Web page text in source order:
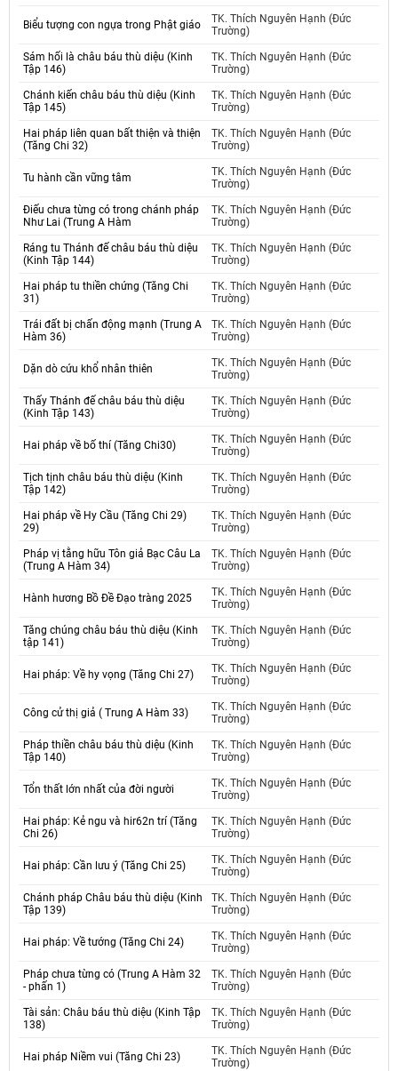
Biểu tượng con ngựa trong Phật giáo
TK. Thích Nguyên Hạnh (Đức
Trường)
Sám hối là châu báu thù diệu (Kinh
Tập 146)
TK. Thích Nguyên Hạnh (Đức
Trường)
Chánh kiến châu báu thù diệu (Kinh
Tập 145)
TK. Thích Nguyên Hạnh (Đức
Trường)
Hai pháp liên quan bất thiện và thiện
(Tăng Chi 32)
TK. Thích Nguyên Hạnh (Đức
Trường)
Tu hành cần vững tâm
TK. Thích Nguyên Hạnh (Đức
Trường)
Điếu chưa từng có trong chánh pháp
Như Lai (Trung A Hàm
TK. Thích Nguyên Hạnh (Đức
Trường)
Ráng tu Thánh đế châu báu thù diệu
(Kinh Tập 144)
TK. Thích Nguyên Hạnh (Đức
Trường)
Hai pháp tu thiền chứng (Tăng Chi
31)
TK. Thích Nguyên Hạnh (Đức
Trường)
Trái đất bị chấn động mạnh (Trung A
Hàm 36)
TK. Thích Nguyên Hạnh (Đức
Trường)
Dặn dò cứu khổ nhân thiên
TK. Thích Nguyên Hạnh (Đức
Trường)
Thấy Thánh đế châu báu thù diệu
(Kinh Tập 143)
TK. Thích Nguyên Hạnh (Đức
Trường)
Hai pháp về bố thí (Tăng Chi30)
TK. Thích Nguyên Hạnh (Đức
Trường)
Tịch tịnh châu báu thù diệu (Kinh
Tập 142)
TK. Thích Nguyên Hạnh (Đức
Trường)
Hai pháp về Hy Cầu (Tăng Chi 29)
29)
TK. Thích Nguyên Hạnh (Đức
Trường)
Pháp vị tằng hữu Tôn giả Bạc Câu La
(Trung A Hàm 34)
TK. Thích Nguyên Hạnh (Đức
Trường)
Hành hương Bồ Đề Đạo tràng 2025
TK. Thích Nguyên Hạnh (Đức
Trường)
Tăng chúng châu báu thù diệu (Kinh
tập 141)
TK. Thích Nguyên Hạnh (Đức
Trường)
Hai pháp: Về hy vọng (Tăng Chi 27)
TK. Thích Nguyên Hạnh (Đức
Trường)
Công cử thị giả ( Trung A Hàm 33)
TK. Thích Nguyên Hạnh (Đức
Trường)
Pháp thiền châu báu thù diệu (Kinh
Tập 140)
TK. Thích Nguyên Hạnh (Đức
Trường)
Tổn thất lớn nhất của đời người
TK. Thích Nguyên Hạnh (Đức
Trường)
Hai pháp: Kẻ ngu và hir62n trí (Tăng
Chi 26)
TK. Thích Nguyên Hạnh (Đức
Trường)
Hai pháp: Cần lưu ý (Tăng Chi 25)
TK. Thích Nguyên Hạnh (Đức
Trường)
Chánh pháp Châu báu thù diệu (Kinh
Tập 139)
TK. Thích Nguyên Hạnh (Đức
Trường)
Hai pháp: Về tướng (Tăng Chi 24)
TK. Thích Nguyên Hạnh (Đức
Trường)
Pháp chưa từng có (Trung A Hàm 32
- phấn 1)
TK. Thích Nguyên Hạnh (Đức
Trường)
Tài sản: Châu báu thù diệu (Kinh Tập
138)
TK. Thích Nguyên Hạnh (Đức
Trường)
Hai pháp Niềm vui (Tăng Chi 23)
TK. Thích Nguyên Hạnh (Đức
Trường)